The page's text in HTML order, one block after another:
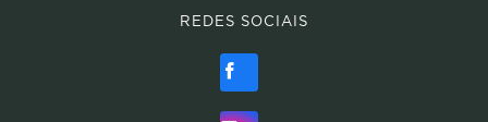
REDES SOCIAIS